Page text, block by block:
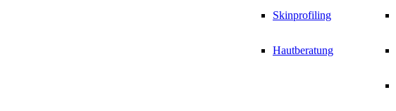
Skinprofiling
Hautberatung